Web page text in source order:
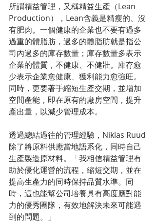
所謂精益管理，又稱精益生產（Lean
Production），Lean含義是精瘦的、沒
有肥肉。一個健康的企業也不要有過多
過重的體脂肪，過多的體脂肪就是指公
司內過多的庫存數量；庫存數量多表示
企業的體質，不健康、不健壯。庫存愈
少表示企業愈健康、獲利能力愈強旺。
同時，更要著手縮短生產交期，並增加
空間產能，即在原有的廠房空間，提升
產出量，以減少管理成本。
透過總結過往的管理經驗，Niklas Ruud
除了將原料供應當地語系化，同時自己
生產製造原材料。「我相信精益管理有
助於優化運營的流程，縮短交期，並在
提高生產力的同時保持品質水準。同
時，這也能幫公司培養具有高度應對能
力的優秀團隊，有效地解決未來可能遇
到的問題。」